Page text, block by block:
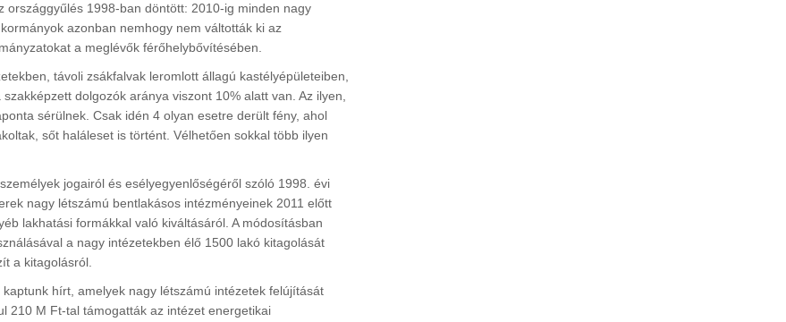
országgyűlés 1998-ban döntött: 2010-ig minden nagy
azonban nemhogy nem váltották ki az
a meglévők férőhelybővítésében.
távoli zsákfalvak leromlott állagú kastélyépületeiben,
dolgozók aránya viszont 10% alatt van. Az ilyen,
sérülnek. Csak idén 4 olyan esetre derült fény, ahol
sőt haláleset is történt. Vélhetően sokkal több ilyen
jogairól és esélyegyenlőségéről szóló 1998. évi
nagy létszámú bentlakásos intézményeinek 2011 előtt
lakhatási formákkal való kiváltásáról. A módosításban
a nagy intézetekben élő 1500 lakó kitagolását
a kitagolásról.
hírt, amelyek nagy létszámú intézetek felújítását
210 M Ft-tal támogatták az intézet energetikai